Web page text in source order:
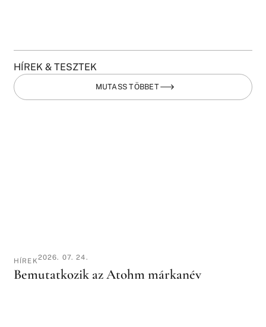
HÍREK & TESZTEK
MUTASS TÖBBET
HÍREK2026. 07. 24.
Bemutatkozik az Atohm márkanév